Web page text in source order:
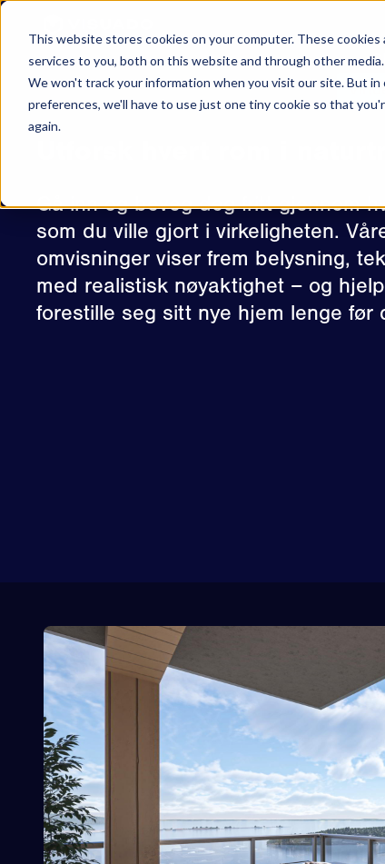
This website stores cookies on your computer. These
services to you, both on this website and through other
We won't track your information when you visit our site. But
preferences, we'll have to use just one tiny cookie so that
again.
Hopp til innhold
Gå inn og beveg deg fritt gjennom
som du ville gjort i virkeligheten.
omvisninger viser frem belysning,
med realistisk nøyaktighet – og
forestille seg sitt nye hjem lenge før